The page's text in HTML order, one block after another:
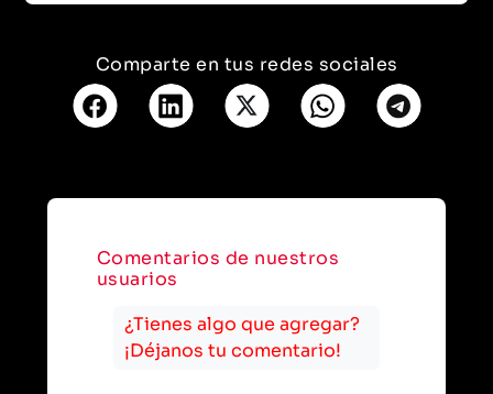
Comparte en tus redes sociales
Comentarios de nuestros
usuarios
¿Tienes algo que agregar?
¡Déjanos tu comentario!